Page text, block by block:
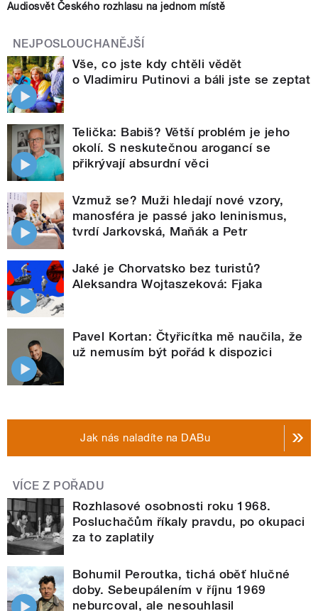
Audiosvět Českého rozhlasu na jednom místě
NEJPOSLOUCHANĚJŠÍ
Vše, co jste kdy chtěli vědět
o Vladimiru Putinovi a báli jste se zeptat
Telička: Babiš? Větší problém je jeho
okolí. S neskutečnou arogancí se
přikrývají absurdní věci
Vzmuž se? Muži hledají nové vzory,
manosféra je passé jako leninismus,
tvrdí Jarkovská, Maňák a Petr
Jaké je Chorvatsko bez turistů?
Aleksandra Wojtaszeková: Fjaka
Pavel Kortan: Čtyřicítka mě naučila, že
už nemusím být pořád k dispozici
Jak nás naladíte na DABu
VÍCE Z POŘADU
Rozhlasové osobnosti roku 1968.
Posluchačům říkaly pravdu, po okupaci
za to zaplatily
Bohumil Peroutka, tichá oběť hlučné
doby. Sebeupálením v říjnu 1969
neburcoval, ale nesouhlasil